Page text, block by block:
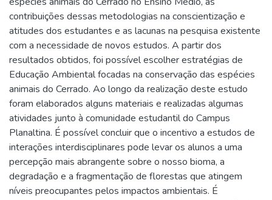
contribuições dessas metodologias na conscientização e
atitudes dos estudantes e as lacunas na pesquisa existente
com a necessidade de novos estudos. A partir dos
resultados obtidos, foi possível escolher estratégias de
Educação Ambiental focadas na conservação das espécies
animais do Cerrado. Ao longo da realização deste estudo
foram elaborados alguns materiais e realizadas algumas
atividades junto à comunidade estudantil do Campus
Planaltina. É possível concluir que o incentivo a estudos de
interações interdisciplinares pode levar os alunos a uma
percepção mais abrangente sobre o nosso bioma, a
degradação e a fragmentação de florestas que atingem
níveis preocupantes pelos impactos ambientais. É